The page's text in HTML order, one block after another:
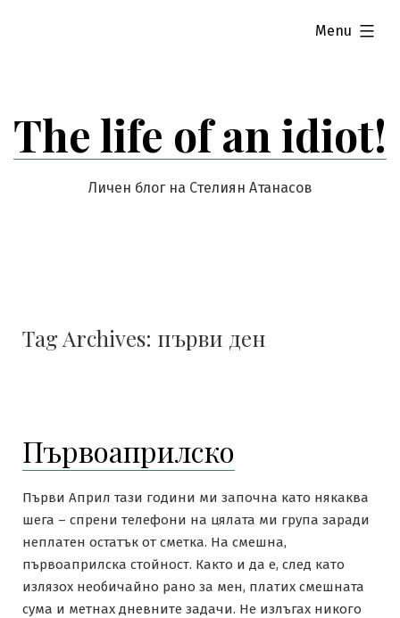
The life of an idiot!
Личен блог на Стелиян Атанасов
Menu
expanded
Tag Archives: първи ден
Първоаприлско
Първи Април тази години ми започна като някаква
шега – спрени телефони на цялата ми група заради
неплатен остатък от сметка. На смешна,
първоаприлска стойност. Както и да е, след като
излязох необичайно рано за мен, платих смешната
сума и метнах дневните задачи. Не излъгах никого